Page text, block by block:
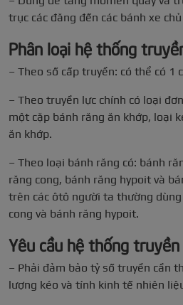
trục các đăng đến các bánh xe
Phân loại hệ thống
– Theo số cấp truyền: có thể có 1
– Theo truyền lực chính có loại
một cặp bánh răng ăn khớp, loại
ăn khớp.
– Theo loại bánh răng có: bánh
răng cong, bánh răng hypoit và
trên các ôtô người ta thường
cong và bánh răng hypoit.
Yêu cầu hệ thống
– Phải đảm bảo tỷ số truyền cần
lượng kéo và tính kinh tế nhiên